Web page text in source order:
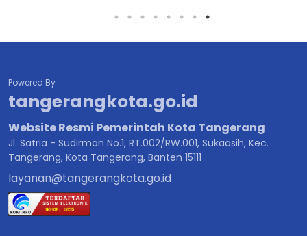
Powered By
tangerangkota.go.id
Website Resmi Pemerintah Kota Tangerang
Jl. Satria - Sudirman No.1, RT.002/RW.001, Sukaasih, Kec.
Tangerang, Kota Tangerang, Banten 15111
layanan@tangerangkota.go.id